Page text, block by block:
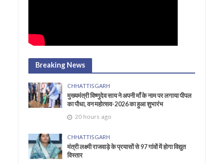
Breaking News
CHHATTISGARH
मुख्यमंत्री विष्णुदेव साय ने अपनी माँ के नाम पर लगाया पीपल
का पौधा, वन महोत्सव-2026 का हुआ शुभारंभ
20 hours ago
CHHATTISGARH
मंत्री लक्ष्मी राजवाड़े के प्रयासों से 97 गांवों में होगा विद्युत
विस्तार